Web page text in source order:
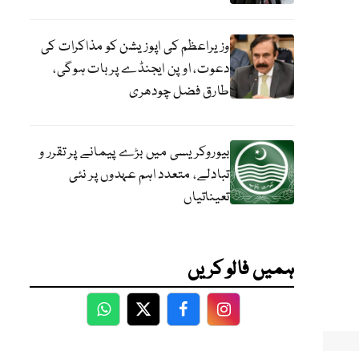
وزیراعظم کی اپوزیشن کو مذاکرات کی
دعوت، اوپن ایجنڈے پر بات ہوگی،
طارق فضل چودھری
بیوروکریسی میں بڑے پیمانے پر تقرر و
تبادلے، متعدد اہم عہدوں پر نئی
تعیناتیاں
ہمیں فالو کریں
WhatsApp
TwitterFacebookFacebook